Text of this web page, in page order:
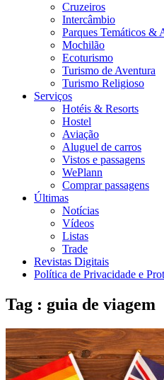
Cruzeiros
Intercâmbio
Parques Temáticos &
Mochilão
Ecoturismo
Turismo de Aventura
Turismo Religioso
Serviços
Hotéis & Resorts
Hostel
Aviação
Aluguel de carros
Vistos e passagens
WePlann
Comprar passagens
Últimas
Notícias
Vídeos
Listas
Trade
Revistas Digitais
Política de Privacidade e
Tag : guia de viagem